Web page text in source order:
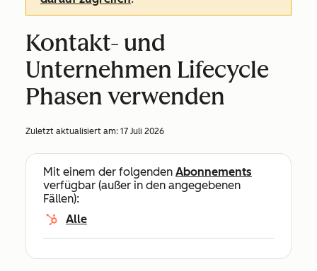
Kontakt- und
Unternehmen Lifecycle
Phasen verwenden
Zuletzt aktualisiert am: 17 Juli 2026
Mit einem der folgenden Abonnements
verfügbar (außer in den angegebenen
Fällen):
Alle